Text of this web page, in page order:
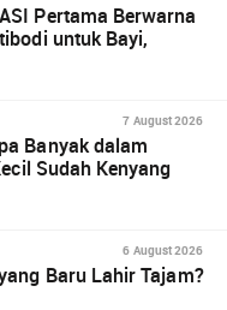
Pertama Berwarna
untuk Bayi,
7 August 2026
Banyak dalam
Sudah Kenyang
6 August 2026
Baru Lahir Tajam?